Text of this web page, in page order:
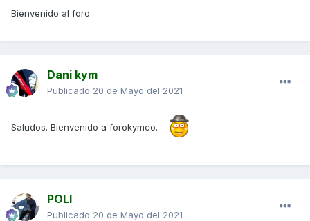
Bienvenido al foro
Dani kym
Publicado 20 de Mayo del 2021
Saludos. Bienvenido a forokymco.
POLI
Publicado 20 de Mayo del 2021